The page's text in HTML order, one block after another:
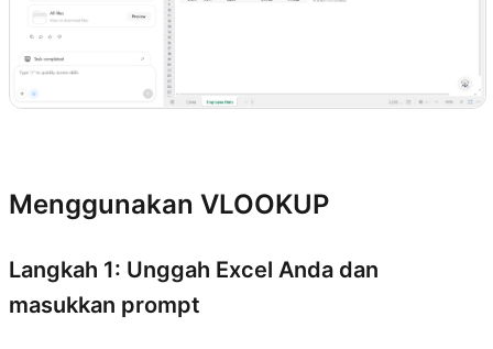
Menggunakan VLOOKUP
Langkah 1: Unggah Excel Anda dan
masukkan prompt